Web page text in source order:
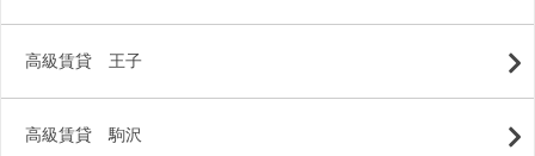
高級賃貸 王子
高級賃貸 駒沢